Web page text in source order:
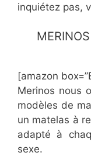
inquiétez pas,
[amazon
Merinos nous
modèles de
un matelas à
adapté à
sexe.